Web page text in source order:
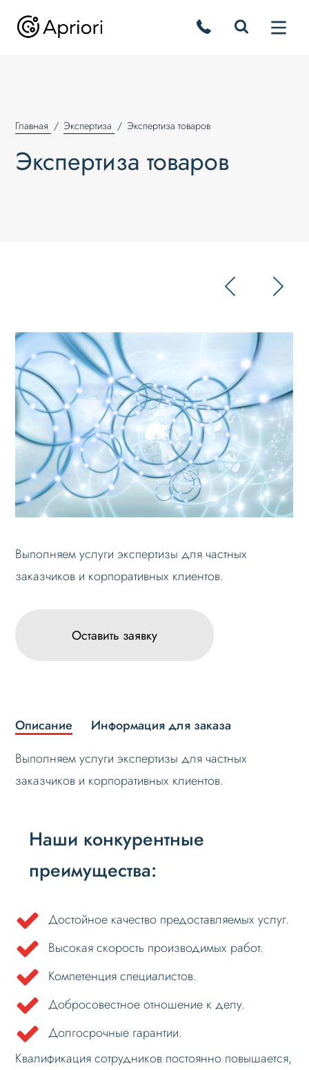
Главная Экспертиза Экспертиза товаров
Экспертиза товаров
Выполняем услуги экспертизы для частных
заказчиков и корпоративных клиентов.
Оставить заявку
Описание
Информация для заказа
Выполняем услуги экспертизы для частных
заказчиков и корпоративных клиентов.
Наши конкурентные
преимущества:
Достойное качество предоставляемых услуг.
Высокая скорость производимых работ.
Компетенция специалистов.
Добросовестное отношение к делу.
Долгосрочные гарантии.
Квалификация сотрудников постоянно повышается,